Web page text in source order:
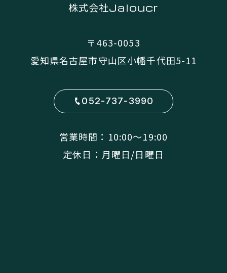
株式会社Jaloucr
〒463-0053
愛知県名古屋市守山区小幡千代田5-11
052-737-3990
営業時間：10:00〜19:00
定休日：月曜日/日曜日